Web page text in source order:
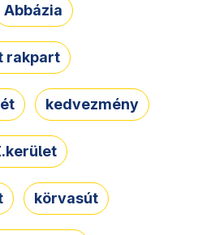
Abbázia
rakpart
kedvezmény
körvasút